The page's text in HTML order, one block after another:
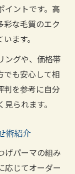
イントです。高
彩な毛質のエク
ます。
ングや、価格帯
でも安心して相
判を参考に自分
られます。
術紹介
げパーマの組み
応じてオーダー